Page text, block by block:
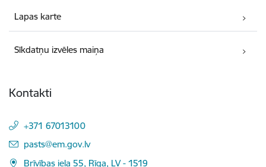
Lapas karte
Sīkdatņu izvēles maiņa
Kontakti
+371 67013100
E-pasts:
pasts@em.gov.lv
Brīvības iela 55, Rīga, LV - 1519